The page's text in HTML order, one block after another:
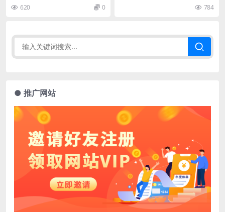
620 0 784
● 推广网站